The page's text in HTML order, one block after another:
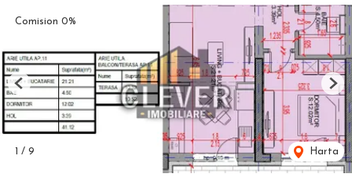
Comision 0%
1 / 9 Harta
Previous